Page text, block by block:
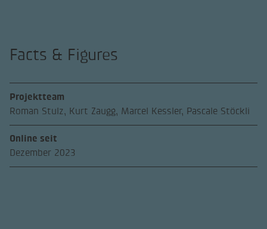
Facts & Figures
Projektteam
Roman Stulz, Kurt Zaugg, Marcel Kessler, Pascale Stöckli
Online seit
Dezember 2023